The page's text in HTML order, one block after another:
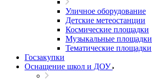
Уличное оборудование
Детские метеостанции
Космические площадки
Музыкальные площадки
Тематические площадки
Госзакупки
Оснащение школ и ДОУ